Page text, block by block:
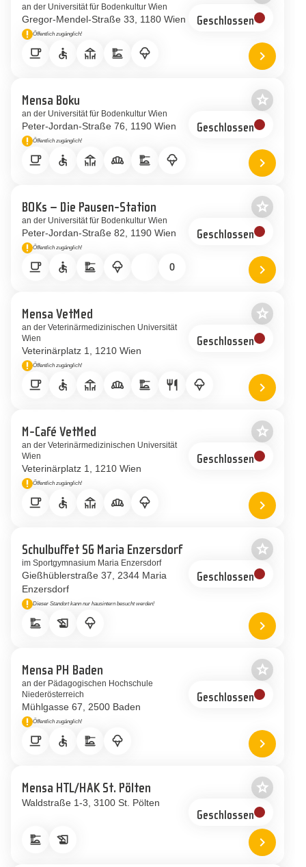
an der Universität für Bodenkultur Wien
Gregor-Mendel-Straße 33 1180 Wien
priority_highÖffentlich zugänglich!
Als
Geschlossen
local_cafe accessible deck dinner_dining icecream chevron_right
Standort
Mensa Boku
an der Universität für Bodenkultur Wien
Peter-Jordan-Straße 76 1190 Wien
priority_highÖffentlich zugänglich!
star_border
Als
Geschlossen
local_cafe accessible deck bakery_dining dinner_dining icecream chevron_right
Standort
BOKs – Die Pausen-Station
an der Universität für Bodenkultur Wien
Peter-Jordan-Straße 82 1190 Wien
priority_highÖffentlich zugänglich!
star_border
Als
Geschlossen
local_cafe accessible dinner_dining icecream exposure_zero chevron_right
Standort
Mensa VetMed
an der Veterinärmedizinischen Universität
Wien
Veterinärplatz 1 1210 Wien
priority_highÖffentlich zugänglich!
star_border
Als
Geschlossen
local_cafe accessible deck bakery_dining dinner_dining restaurant icecream chevron_right
Standort
M-Café VetMed
an der Veterinärmedizinischen Universität
Wien
Veterinärplatz 1 1210 Wien
priority_highÖffentlich zugänglich!
star_border
Als
Geschlossen
local_cafe accessible deck bakery_dining icecream chevron_right
Standort
Schulbuffet SG Maria Enzersdorf
im Sportgymnasium Maria Enzersdorf
Gießhüblerstraße 37
2344 Maria
Enzersdorf
priority_highDieser Standort kann nur hausintern besucht werden!
star_border
Als
Geschlossen
dinner_dining history_edu icecream chevron_right
Standort
Mensa PH Baden
an der Pädagogischen Hochschule
Niederösterreich
Mühlgasse 67 2500 Baden
priority_highÖffentlich zugänglich!
star_border
Als
Geschlossen
local_cafe accessible dinner_dining icecream chevron_right
Standort
Mensa HTL/HAK St. Pölten
Waldstraße 1-3 3100 St. Pölten
star_border
Als
Geschlossen
dinner_dining history_edu chevron_right
Standort